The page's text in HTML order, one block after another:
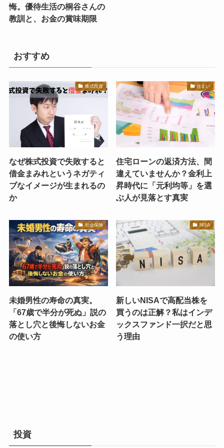
悔。優待生活の桐谷さんの
教訓と、お金の賞味期限
おすすめ
株式投資
なぜ株式投資で失敗すると
借金まみれというネガティ
ブなイメージが生まれるの
か
住まい
住宅ローンの返済方法、間
違えていませんか？金利上
昇時代に「元利均等」を選
ぶ人が見落とす真実
社会保険
未婚男性の寿命の真実。
「67歳で半分が死ぬ」説の
落とし穴と後悔しないお金
の使い方
NISA
新しいNISAで高配当株を
買うのは正解？私はインデ
ックスファンド一択だと思
う理由
投資